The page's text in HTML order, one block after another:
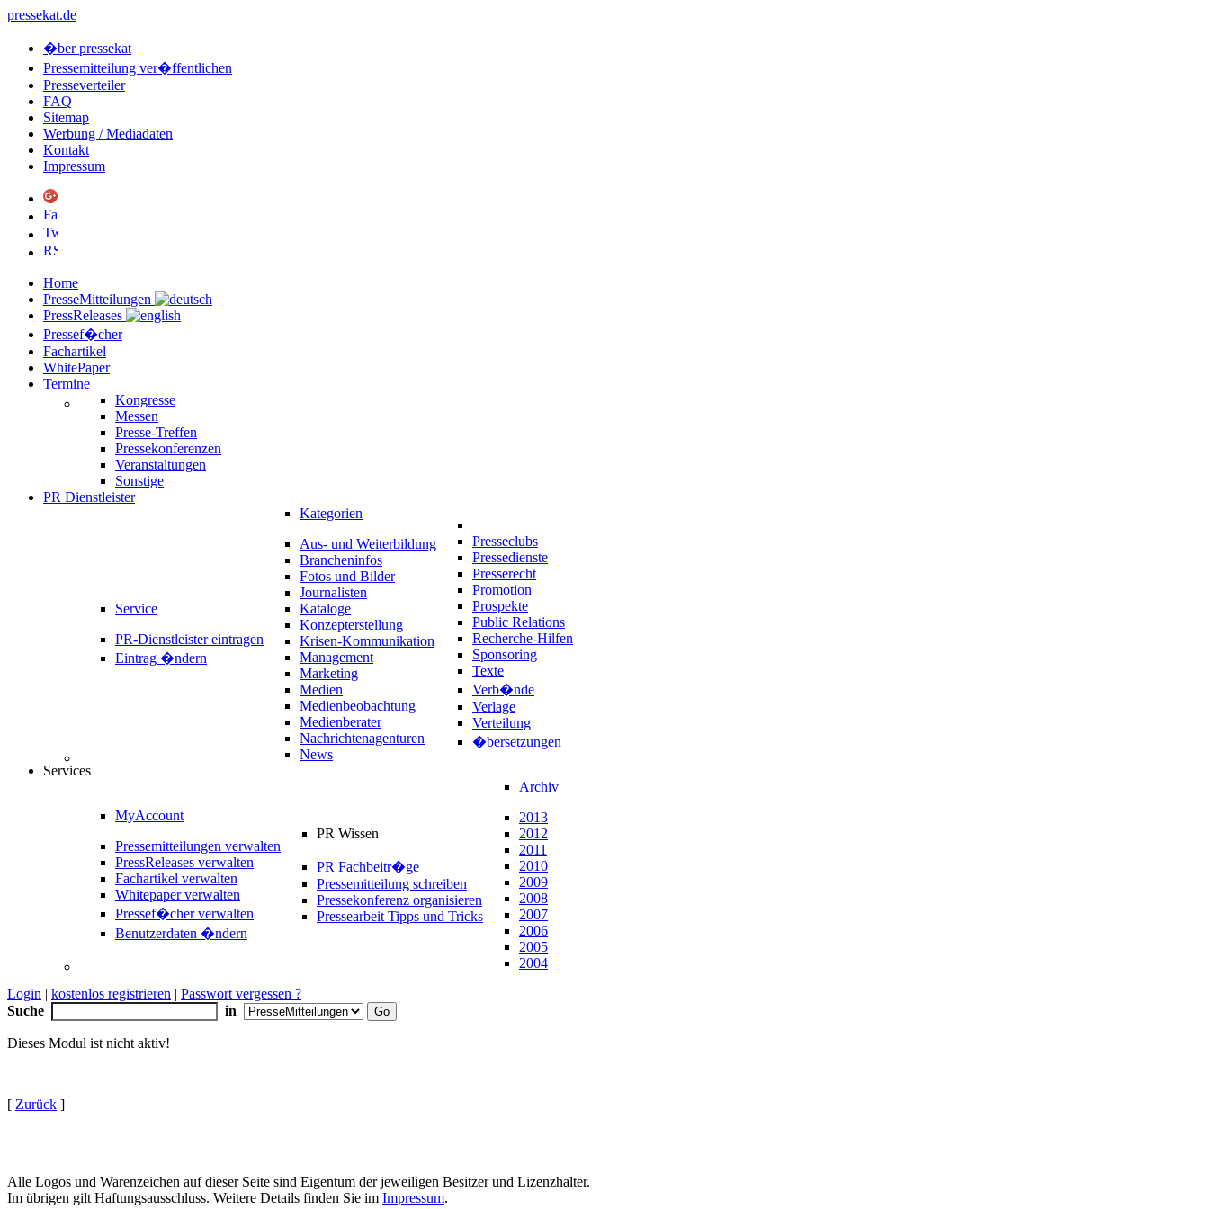
pressekat.de
�ber pressekat
Pressemitteilung ver�ffentlichen
Presseverteiler
FAQ
Sitemap
Werbung / Mediadaten
Kontakt
Impressum
Home
PresseMitteilungen
PressReleases
Pressef�cher
Fachartikel
WhitePaper
Termine
Kongresse
Messen
Presse-Treffen
Pressekonferenzen
Veranstaltungen
Sonstige
PR Dienstleister
Service
PR-Dienstleister eintragen
Eintrag �ndern
Kategorien
Aus- und Weiterbildung
Brancheninfos
Fotos und Bilder
Journalisten
Kataloge
Konzepterstellung
Krisen-Kommunikation
Management
Marketing
Medien
Medienbeobachtung
Medienberater
Nachrichtenagenturen
News
Presseclubs
Pressedienste
Presserecht
Promotion
Prospekte
Public Relations
Recherche-Hilfen
Sponsoring
Texte
Verb�nde
Verlage
Verteilung
�bersetzungen
Services
MyAccount
Pressemitteilungen verwalten
PressReleases verwalten
Fachartikel verwalten
Whitepaper verwalten
Pressef�cher verwalten
Benutzerdaten �ndern
PR Wissen
PR Fachbeitr�ge
Pressemitteilung schreiben
Pressekonferenz organisieren
Pressearbeit Tipps und Tricks
Archiv
2013
2012
2011
2010
2009
2008
2007
2006
2005
2004
Login | kostenlos registrieren | Passwort vergessen ?
Suche
in
Dieses Modul ist nicht aktiv!
[ Zurück ]
Alle Logos und Warenzeichen auf dieser Seite sind Eigentum der jeweiligen Besitzer und Lizenzhalter.
Im übrigen gilt Haftungsausschluss. Weitere Details finden Sie im Impressum.